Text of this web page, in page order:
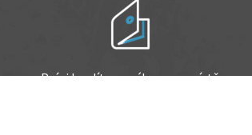
Práci hradíte po výkonu na místě